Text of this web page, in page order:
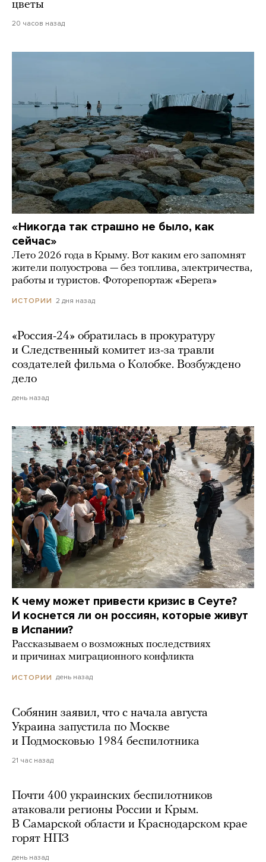
цветы
20 часов назад
«Никогда так страшно не было, как
сейчас»
Лето 2026 года в Крыму. Вот каким его запомнят
жители полуострова — без топлива, электричества,
работы и туристов. Фоторепортаж «Берега»
ИСТОРИИ 2 дня назад
«Россия-24» обратилась в прокуратуру
и Следственный комитет из-за травли
создателей фильма о Колобке. Возбуждено
дело
день назад
К чему может привести кризис в Сеуте?
И коснется ли он россиян, которые живут
в Испании?
Рассказываем о возможных последствиях
и причинах миграционного конфликта
ИСТОРИИ день назад
Собянин заявил, что с начала августа
Украина запустила по Москве
и Подмосковью 1984 беспилотника
21 час назад
Почти 400 украинских беспилотников
атаковали регионы России и Крым.
В Самарской области и Краснодарском крае
горят НПЗ
день назад